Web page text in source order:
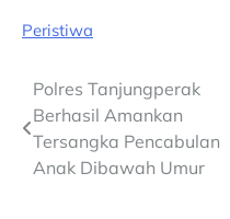
Peristiwa
Post
navigation
Polres Tanjungperak
Berhasil Amankan
Tersangka Pencabulan
Anak Dibawah Umur